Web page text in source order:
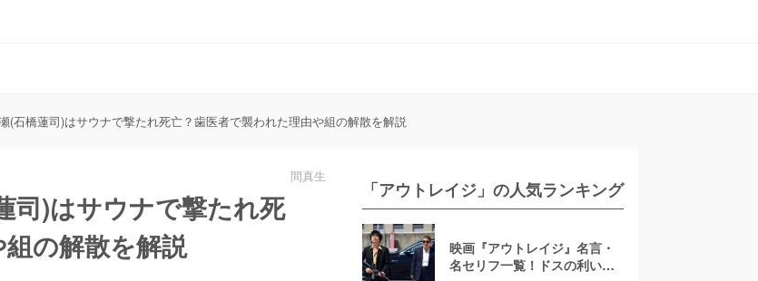
(石橋蓮司)はサウナで撃たれ死亡？歯医者で襲われた理由や組の解散を解説
間真生
司)はサウナで撃たれ死
の解散を解説
「アウトレイジ」の人気ランキング
映画『アウトレイジ』名言・
名セリフ一覧！ドスの利いた